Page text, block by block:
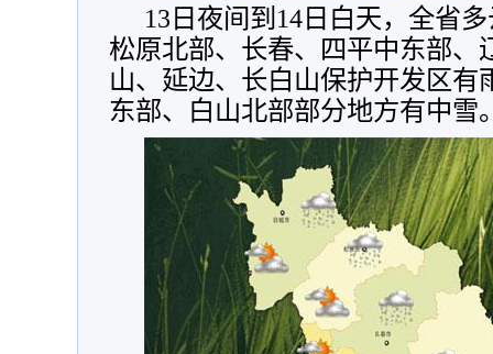
13日夜间到14日白天，全省
松原北部、长春、四平中东部、
山、延边、长白山保护开发区有
东部、白山北部部分地方有中雪